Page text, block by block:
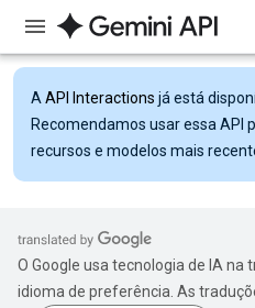
A API Interactions já está
Recomendamos usar essa API
recursos e modelos mais
O Google usa tecnologia de IA na
idioma de preferência. As